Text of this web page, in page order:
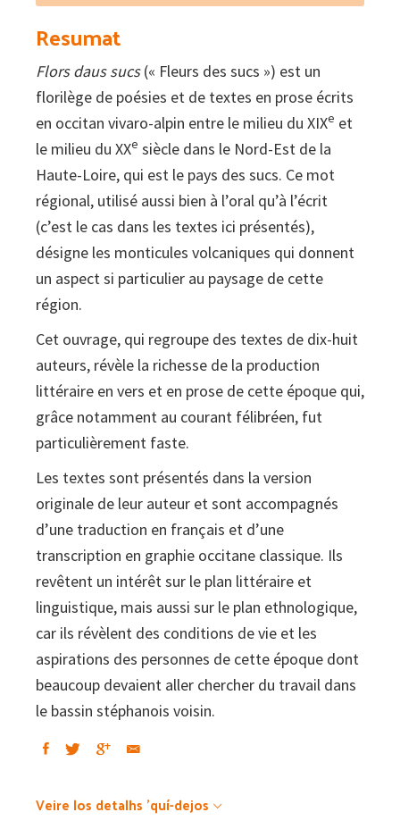
littérature
écrite
en
occitan
dans
le
Nord-
Est
de
la
Haute-
Loire
entre
1850
et
1950.
quantity
Resumat
Flors daus sucs(« Fleurs des sucs ») est un
florilège de poésies et de textes en prose écrits
en occitan vivaro-alpin entre le milieu du XIXe et
le milieu du XXe siècle dans le Nord-Est de la
Haute-Loire, qui est le pays des sucs. Ce mot
régional, utilisé aussi bien à l’oral qu’à l’écrit
(c’est le cas dans les textes ici présentés),
désigne les monticules volcaniques qui donnent
un aspect si particulier au paysage de cette
région.
Cet ouvrage, qui regroupe des textes de dix-huit
auteurs, révèle la richesse de la production
littéraire en vers et en prose de cette époque qui,
grâce notamment au courant félibréen, fut
particulièrement faste.
Les textes sont présentés dans la version
originale de leur auteur et sont accompagnés
d’une traduction en français et d’une
transcription en graphie occitane classique. Ils
revêtent un intérêt sur le plan littéraire et
linguistique, mais aussi sur le plan ethnologique,
car ils révèlent des conditions de vie et les
aspirations des personnes de cette époque dont
beaucoup devaient aller chercher du travail dans
le bassin stéphanois voisin.
Veire los detalhs 'quí-dejos